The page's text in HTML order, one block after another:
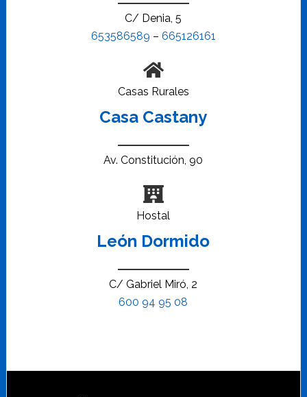
C/ Denia, 5
653586589 – 665126161
Casas Rurales
Casa Castany
Av. Constitución, 90
Hostal
León Dormido
C/ Gabriel Miró, 2
600 94 95 08